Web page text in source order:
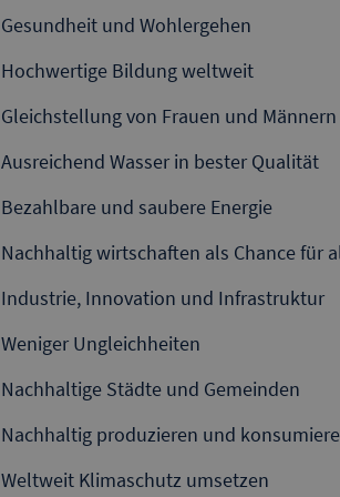
Gesundheit und Wohlergehen
Hochwertige Bildung weltweit
Gleichstellung von Frauen und Männern
Ausreichend Wasser in bester Qualität
Bezahlbare und saubere Energie
Nachhaltig wirtschaften als Chance für
Industrie, Innovation und Infrastruktur
Weniger Ungleichheiten
Nachhaltige Städte und Gemeinden
Nachhaltig produzieren und
Weltweit Klimaschutz umsetzen